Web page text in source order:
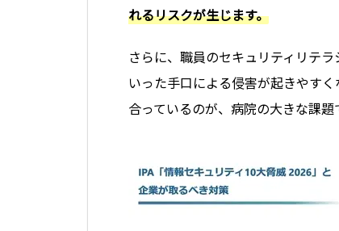
れるリスクが生じます。
さらに、職員のセキュリティリテ
いった手口による侵害が起きやす
合っているのが、病院の大きな課題